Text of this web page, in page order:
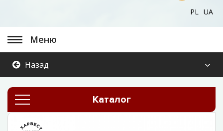
PL UA
Меню
Назад
Каталог